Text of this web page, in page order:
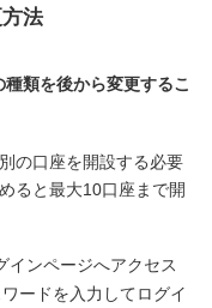
法
類を後から変更するこ
の口座を開設する必要
ると最大10口座まで開
インページへアクセス
ードを入力してログイ